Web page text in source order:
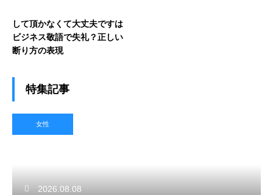
して頂かなくて大丈夫ですは
ビジネス敬語で失礼？正しい
断り方の表現
特集記事
女性
2026.08.08